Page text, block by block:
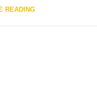
READING